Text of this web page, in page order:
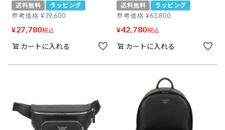
送料無料
ラッピング
参考価格 ¥39,600
¥27,780税込
カートに入れる
送料無料
ラッピング
参考価格 ¥63,800
¥42,780税込
カートに入れる